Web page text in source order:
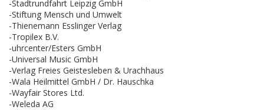
-Stadtrundfahrt Leipzig GmbH
-Stiftung Mensch und Umwelt
-Thienemann Esslinger Verlag
-Tropilex B.V.
-uhrcenter/Esters GmbH
-Universal Music GmbH
-Verlag Freies Geistesleben & Urachhaus
-Wala Heilmittel GmbH / Dr. Hauschka
-Wayfair Stores Ltd.
-Weleda AG